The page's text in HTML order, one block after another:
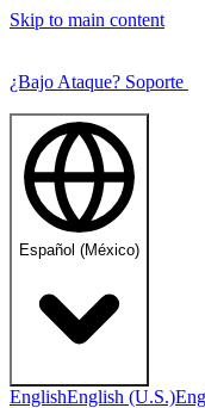
Skip to main content
¿Bajo Ataque? Soporte
Español (México)
EnglishEnglish (U.S.)